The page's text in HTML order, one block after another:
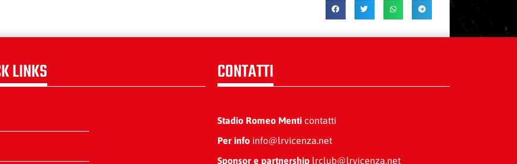
LINKS CONTATTI
Stadio Romeo Menticontatti
Per infoinfo@lrvicenza.net
Sponsor e partnershiplrclub@lrvicenza.net